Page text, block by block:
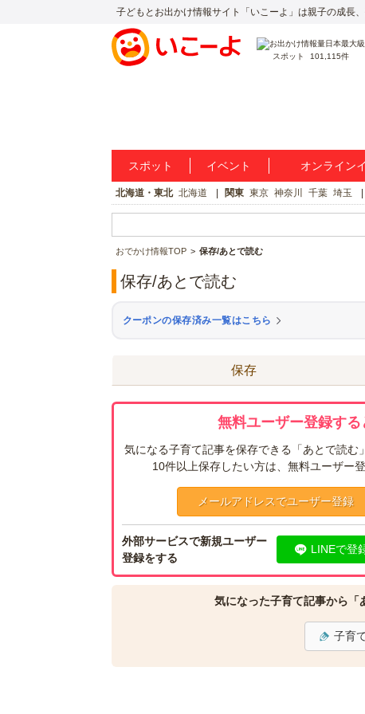
子どもとお出かけ情報サイト「いこーよ」は親子の成長
スポット 101,115件
スポット イベント オンライン
北海道・東北 北海道 関東 東京 神奈川 千葉 埼玉
おでかけ情報TOP 保存/あとで読む
保存/あとで読む
クーポンの保存済み一覧はこちら
保存
無料ユーザー登録する
気になる子育て記事を保存できる「あとで読む
10件以上保存したい方は、無料ユーザー
メールアドレスでユーザー登録
外部サービスで新規ユーザー
登録をする
LINEで登
気になった子育て記事から「
子育